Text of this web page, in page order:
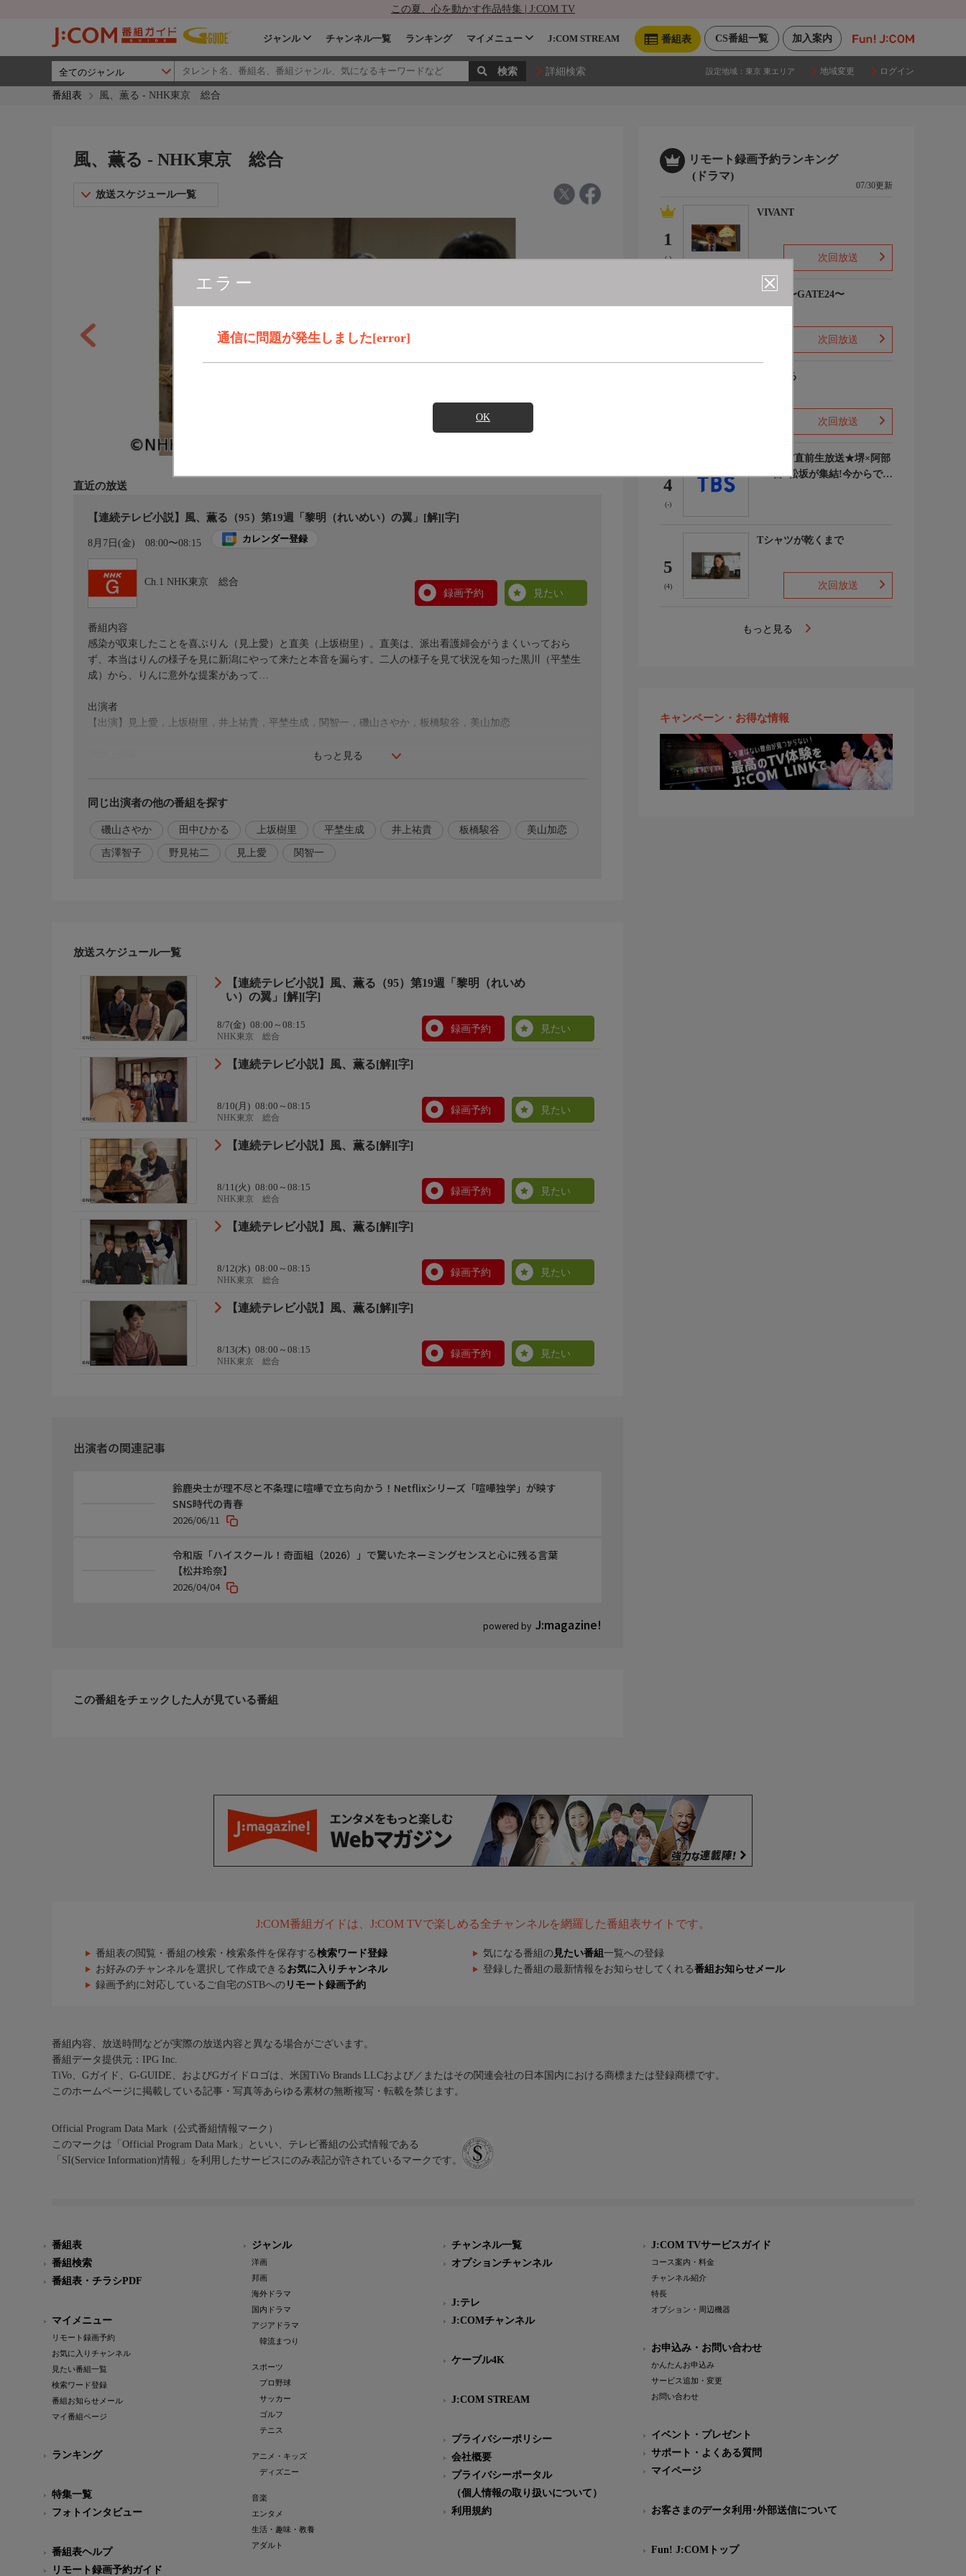
この夏、心を動かす作品特集 | J:COM TV
加入案内
CS番組一覧
番組表
ジャンル チャンネル一覧 ランキング マイメニュー J:COM STREAM
詳細検索 設定地域： 東京 東エリア 地域変更 ログイン
番組表 風、薫る - NHK東京 総合
エラー
通信に問題が発生しました[error]
OK
風、薫る - NHK東京 総合
放送スケジュール一覧
直近の放送
【連続テレビ小説】風、薫る（95）第19週「黎明（れいめい）の翼」[解][字]
8月7日(金) 08:00〜08:15 カレンダー登録
Ch.1 NHK東京 総合
録画予約
見たい
もっと見る
番組内容
感染が収束したことを喜ぶりん（見上愛）と直美（上坂樹里）。直美は、派出看護婦会がうまくいっておら
ず、本当はりんの様子を見に新潟にやって来たと本音を漏らす。二人の様子を見て状況を知った黒川（平埜生
成）から、りんに意外な提案があって…
出演者
【出演】見上愛，上坂樹里，井上祐貴，平埜生成，関智一，磯山さやか，板橋駿谷，美山加恋
音楽
同じ出演者の他の番組を探す
磯山さやか 田中ひかる 上坂樹里 平埜生成 井上祐貴 板橋駿谷 美山加恋
吉澤智子 野見祐二 見上愛 関智一
放送スケジュール一覧
【連続テレビ小説】風、薫る（95）第19週「黎明（れいめ
い）の翼」[解][字]
8/7(金) 08:00～08:15
NHK東京 総合
録画予約 見たい
【連続テレビ小説】風、薫る[解][字]
8/10(月) 08:00～08:15
NHK東京 総合
録画予約 見たい
【連続テレビ小説】風、薫る[解][字]
8/11(火) 08:00～08:15
NHK東京 総合
録画予約 見たい
【連続テレビ小説】風、薫る[解][字]
8/12(水) 08:00～08:15
NHK東京 総合
録画予約 見たい
【連続テレビ小説】風、薫る[解][字]
8/13(木) 08:00～08:15
NHK東京 総合
録画予約 見たい
出演者の関連記事
powered by J:magazine!
鈴鹿央士が理不尽と不条理に喧嘩で立ち向かう！Netflixシリーズ「喧嘩独学」が映す
SNS時代の青春
2026/06/11
令和版「ハイスクール！奇面組（2026）」で驚いたネーミングセンスと心に残る言葉
【松井玲奈】
2026/04/04
この番組をチェックした人が見ている番組
リモート録画予約ランキング
(ドラマ)
07/30更新
1
(-)
VIVANT
次回放送
大空港〜GATE24〜
次回放送
風、薫る
次回放送
4
(-)
VIVANT直前生放送★堺×阿部
×二宮×松坂が集結!今からでも
5
(4)
Tシャツが乾くまで
次回放送
もっと見る
キャンペーン・お得な情報
J:COM番組ガイドは、J:COM TVで楽しめる全チャンネルを網羅した番組表サイトです。
番組表の閲覧・番組の検索・検索条件を保存する検索ワード登録 気になる番組の 見たい番組 一覧への登録
お好みのチャンネルを選択して作成できる お気に入りチャンネル 登録した番組の最新情報をお知らせしてくれる番組お知らせメール
録画予約に対応しているご自宅のSTBへの リモート録画予約
番組内容、放送時間などが実際の放送内容と異なる場合がございます。
番組データ提供元：IPG Inc.
TiVo、Gガイド、G-GUIDE、およびGガイドロゴは、米国TiVo Brands LLCおよび／またはその関連会社の日本国内における商標または登録商標です。
このホームページに掲載している記事・写真等あらゆる素材の無断複写・転載を禁じます。
Official Program Data Mark（公式番組情報マーク）
このマークは「Official Program Data Mark」といい、テレビ番組の公式情報である
「SI(Service Information)情報」を利用したサービスにのみ表記が許されているマークです。
番組表
番組検索
番組表・チラシPDF
マイメニュー
リモート録画予約
お気に入りチャンネル
見たい番組一覧
検索ワード登録
番組お知らせメール
マイ番組ページ
ランキング
特集一覧
フォトインタビュー
番組表ヘルプ
リモート録画予約ガイド
ジャンル
洋画
邦画
海外ドラマ
国内ドラマ
アジアドラマ
韓流まつり
スポーツ
プロ野球
サッカー
ゴルフ
テニス
アニメ・キッズ
ディズニー
音楽
エンタメ
生活・趣味・教養
アダルト
チャンネル一覧
オプションチャンネル
J:テレ
J:COMチャンネル
ケーブル4K
J:COM STREAM
プライバシーポリシー
会社概要
プライバシーポータル
（個人情報の取り扱いについて）
利用規約
J:COM TVサービスガイド
コース案内・料金
チャンネル紹介
特長
オプション・周辺機器
お申込み・お問い合わせ
かんたんお申込み
サービス追加・変更
お問い合わせ
イベント・プレゼント
サポート・よくある質問
マイページ
お客さまのデータ利用･外部送信について
Fun! J:COMトップ